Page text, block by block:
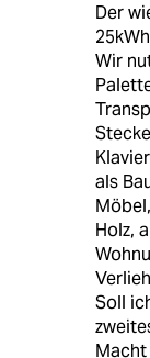
Der
Wir
als
Holz,
Soll